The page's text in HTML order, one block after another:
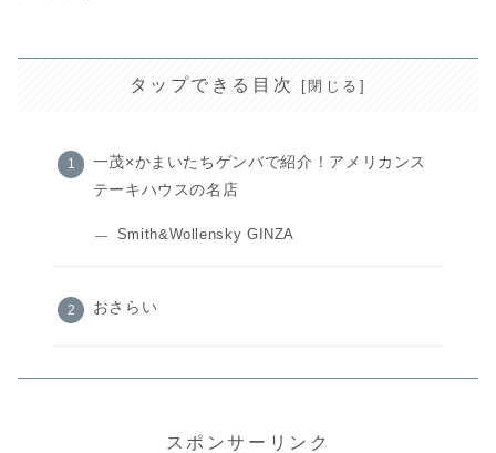
タップできる目次
一茂×かまいたちゲンバで紹介！アメリカンス
テーキハウスの名店
Smith&Wollensky GINZA
おさらい
スポンサーリンク